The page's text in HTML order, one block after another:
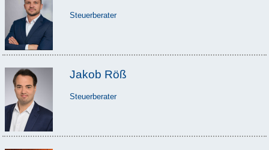
Steuerberater
Jakob Röß
Steuerberater